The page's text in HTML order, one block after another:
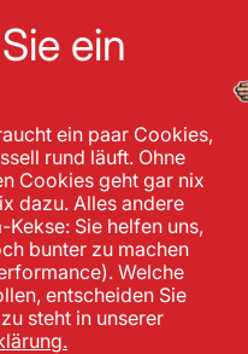
ein
ein paar Cookies,
rund läuft. Ohne
Cookies geht gar nix
dazu. Alles andere
Kekse: Sie helfen uns,
bunter zu machen
Welche
entscheiden Sie
steht in unserer